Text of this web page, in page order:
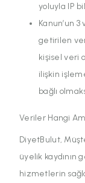
yoluyla IP
Kanun’un
getirilen
kişisel veri
ilişkin
bağlı
Veriler Hangi
DiyetBulut,
üyelik kaydının
hizmetlerin